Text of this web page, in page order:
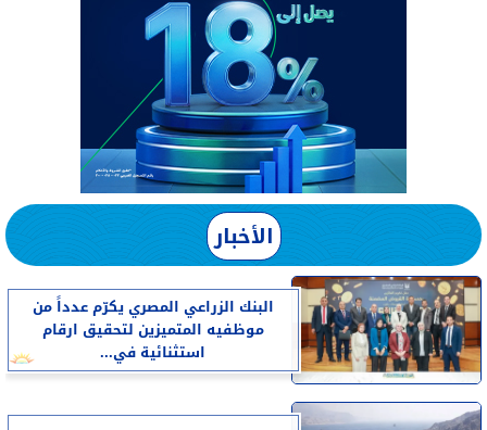
الأخبار
البنك الزراعي المصري يكرّم عدداً من
موظفيه المتميزين لتحقيق ارقام
استثنائية في...